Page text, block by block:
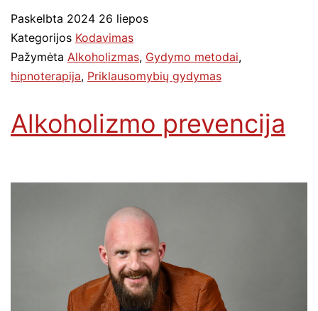
Paskelbta 2024 26 liepos
Kategorijos Kodavimas
Pažymėta Alkoholizmas, Gydymo metodai,
hipnoterapija, Priklausomybių gydymas
Alkoholizmo prevencija